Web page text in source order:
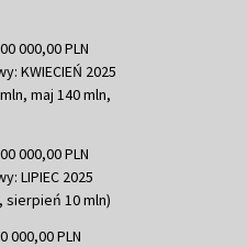
000,00 PLN
KWIECIEŃ 2025
maj 140 mln,
000,00 PLN
LIPIEC 2025
sierpień 10 mln)
000,00 PLN